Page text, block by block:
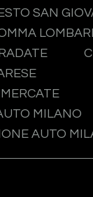
SAN
MILANO
AUTO